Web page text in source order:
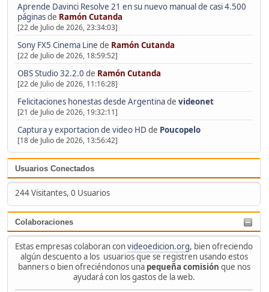
Aprende Davinci Resolve 21 en su nuevo manual de casi 4.500
páginasde Ramón Cutanda
[22 de Julio de 2026, 23:34:03]
Sony FX5 Cinema Line de Ramón Cutanda
[22 de Julio de 2026, 18:59:52]
OBS Studio 32.2.0 de Ramón Cutanda
[22 de Julio de 2026, 11:16:28]
Felicitaciones honestas desde Argentinade videonet
[21 de Julio de 2026, 19:32:11]
Captura y exportacion de video HD de Poucopelo
[18 de Julio de 2026, 13:56:42]
Usuarios Conectados
244 Visitantes, 0 Usuarios
Colaboraciones
Estas empresas colaboran convideoedicion.org, bien ofreciendo
algún descuento a los usuarios que se registren usando estos
banners o bien ofreciéndonos una pequeña comisión que nos
ayudará con los gastos de la web.